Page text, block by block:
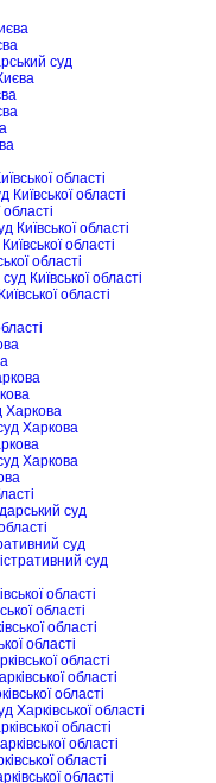
суд
області
області
області
Київської області
області
області
Київської області
області
Харкова
Харкова
Харкова
суд
суд
суд
області
області
області
області
області
області
області
області
області
області
області
області